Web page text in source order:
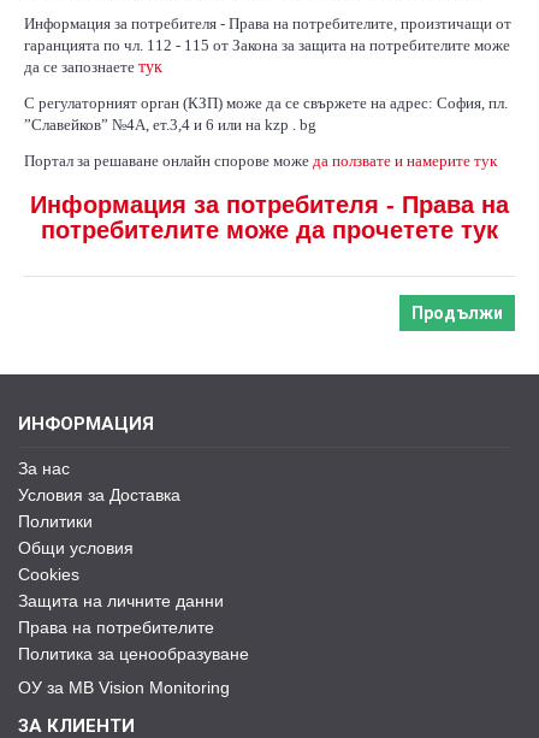
Информация за потребителя - Права на потребителите, произтичащи от
гаранцията по чл. 112 - 115 от Закона за защита на потребителите може
да се запознаете тук
С регулаторният орган (КЗП) може да се свържете на адрес: София, пл.
”Славейков” №4А, ет.3,4 и 6 или на kzp . bg
Портал за решаване онлайн спорове може да ползвате и намерите тук
Информация за потребителя - Права на
потребителите може да прочетете тук
Продължи
ИНФОРМАЦИЯ
За нас
Условия за Доставка
Политики
Общи условия
Cookies
Защита на личните данни
Права на потребителите
Политика за ценообразуване
ОУ за MB Vision Monitoring
ЗА КЛИЕНТИ